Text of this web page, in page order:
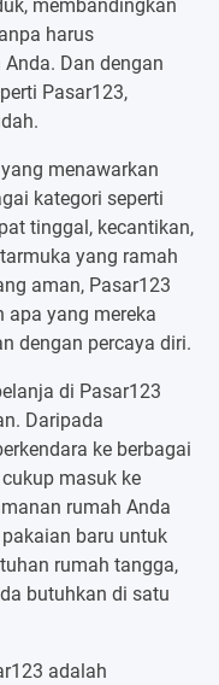
membandingkan
harus
Dan dengan
Pasar123,
menawarkan
kategori seperti
tinggal, kecantikan,
yang ramah
aman, Pasar123
apa yang mereka
dengan percaya diri.
di Pasar123
Daripada
ke berbagai
masuk ke
rumah Anda
baru untuk
rumah tangga,
butuhkan di satu
adalah